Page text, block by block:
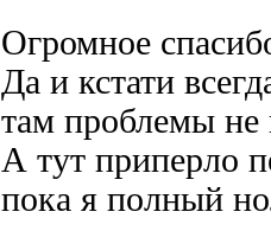
Огромное
Да и кстати
там проблемы не
А тут приперло
пока я полный